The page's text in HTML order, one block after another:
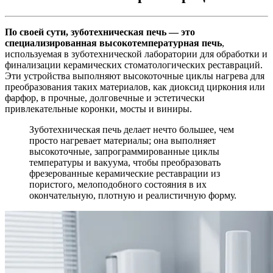
По своей сути, зуботехническая печь — это
специализированная высокотемпературная печь,
используемая в зуботехнической лаборатории для обработки и
финализации керамических стоматологических реставраций.
Эти устройства выполняют высокоточные циклы нагрева для
преобразования таких материалов, как диоксид циркония или
фарфор, в прочные, долговечные и эстетически
привлекательные коронки, мосты и виниры.
Зуботехническая печь делает нечто большее, чем
просто нагревает материалы; она выполняет
высокоточные, запрограммированные циклы
температуры и вакуума, чтобы преобразовать
фрезерованные керамические реставрации из
пористого, мелоподобного состояния в их
окончательную, плотную и реалистичную форму.